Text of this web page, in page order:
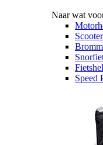
Naar wat
Speed